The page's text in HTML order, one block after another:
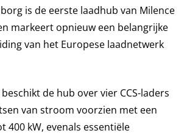
is de eerste laadhub van Milence
markeert opnieuw een belangrijke
van het Europese laadnetwerk
de hub over vier CCS-laders
van stroom voorzien met een
400 kW, evenals essentiële